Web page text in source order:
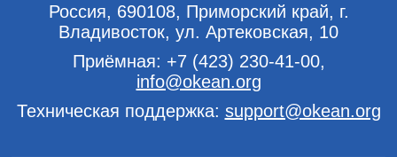
Россия, 690108, Приморский край, г.
Владивосток, ул. Артековская, 10
Приёмная: +7 (423) 230-41-00,
info@okean.org
Техническая поддержка: support@okean.org